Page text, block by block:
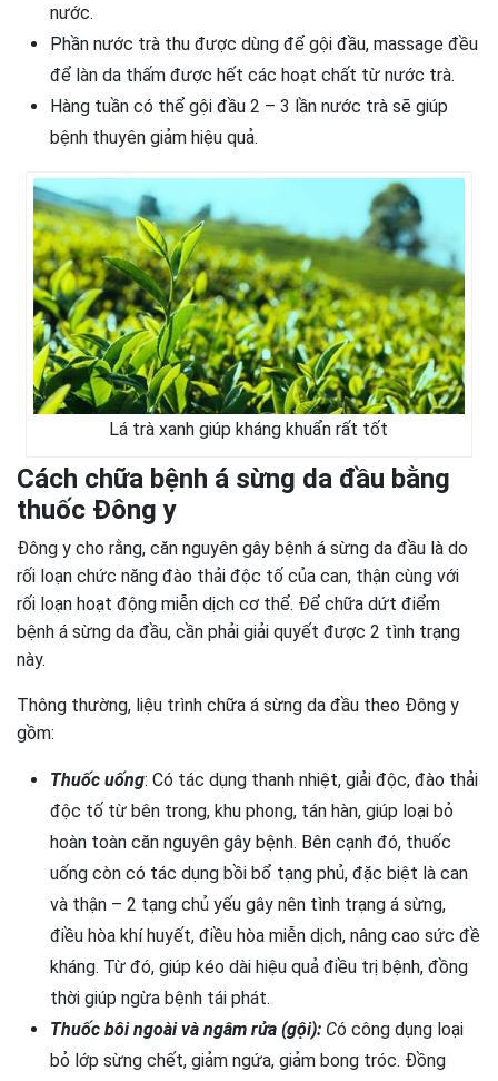
nước.
Phần nước trà thu được dùng để gội đầu, massage đều
để làn da thấm được hết các hoạt chất từ nước trà.
Hàng tuần có thể gội đầu 2 – 3 lần nước trà sẽ giúp
bệnh thuyên giảm hiệu quả.
Lá trà xanh giúp kháng khuẩn rất tốt
Cách chữa bệnh á sừng da đầu bằng
thuốc Đông y
Đông y cho rằng, căn nguyên gây bệnh á sừng da đầu là do
rối loạn chức năng đào thải độc tố của can, thận cùng với
rối loạn hoạt động miễn dịch cơ thể. Để chữa dứt điểm
bệnh á sừng da đầu, cần phải giải quyết được 2 tình trạng
này.
Thông thường, liệu trình chữa á sừng da đầu theo Đông y
gồm:
Thuốc uống: Có tác dụng thanh nhiệt, giải độc, đào thải
độc tố từ bên trong, khu phong, tán hàn, giúp loại bỏ
hoàn toàn căn nguyên gây bệnh. Bên cạnh đó, thuốc
uống còn có tác dụng bồi bổ tạng phủ, đặc biệt là can
và thận – 2 tạng chủ yếu gây nên tình trạng á sừng,
điều hòa khí huyết, điều hòa miễn dịch, nâng cao sức đề
kháng. Từ đó, giúp kéo dài hiệu quả điều trị bệnh, đồng
thời giúp ngừa bệnh tái phát.
Thuốc bôi ngoài và ngâm rửa (gội): Có công dụng loại
bỏ lớp sừng chết, giảm ngứa, giảm bong tróc. Đồng